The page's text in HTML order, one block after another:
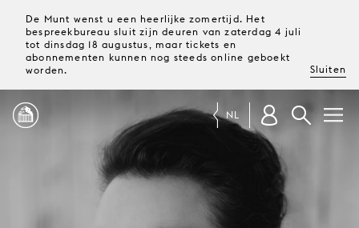
De Munt wenst u een heerlijke zomertijd. Het
bespreekbureau sluit zijn deuren van zaterdag 4 juli
tot dinsdag 18 augustus, maar tickets en
abonnementen kunnen nog steeds online geboekt
worden.
Sluiten
MAGAZINE
NL